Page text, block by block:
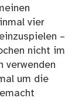
vier
–
nicht im
verwenden
um die